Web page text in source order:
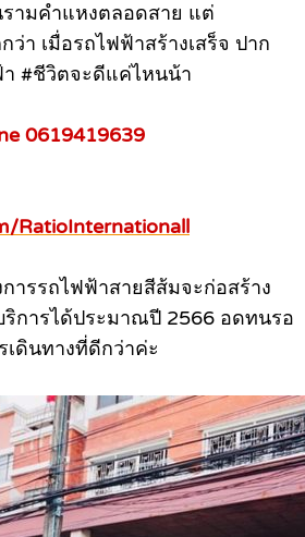
ามคำแหงตลอดสาย แต่
า เมื่อรถไฟฟ้าสร้างเสร็จ ปาก
#ชีวิตจะดีแค่ไหนน้า
0619419639
RatioInternationall
ารรถไฟฟ้าสายสีส้มจะก่อสร้าง
ริการได้ประมาณปี 2566 อดทนรอ
ดินทางที่ดีกว่าค่ะ